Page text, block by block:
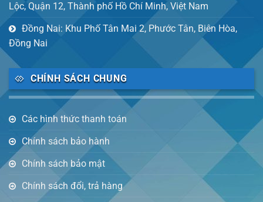
Lộc, Quận 12, Thành phố Hồ Chí Minh, Việt Nam
Đồng Nai: Khu Phố Tân Mai 2, Phước Tân, Biên Hòa,
Đồng Nai
CHÍNH SÁCH CHUNG
Các hình thức thanh toán
Chính sách bảo hành
Chính sách bảo mật
Chính sách đổi, trả hàng